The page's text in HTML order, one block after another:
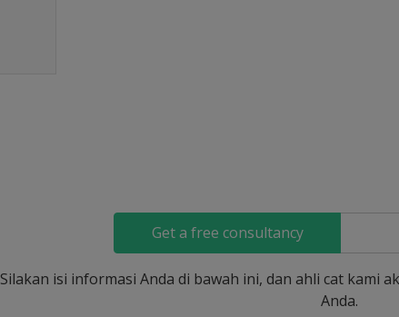
Get a free consultancy
Silakan isi informasi Anda di bawah ini, dan ahli cat kami
Anda.